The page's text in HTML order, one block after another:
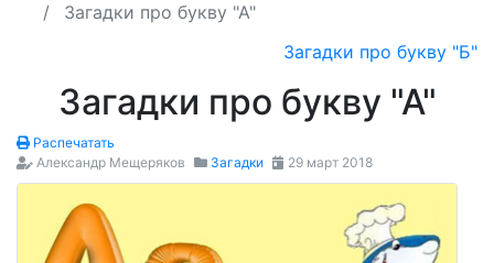
Загадки про букву "А"
Загадки про букву "Б"
Загадки про букву "А"
Распечатать
Александр Мещеряков
Загадки 29 март 2018